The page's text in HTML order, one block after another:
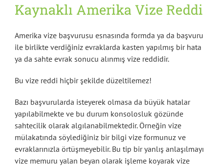
Kaynaklı Amerika Vize Reddi
Amerika vize başvurusu esnasında formda ya da başvuru
ile birlikte verdiğiniz evraklarda kasten yapılmış bir hata
ya da sahte evrak sonucu alınmış vize reddidir.
Bu vize reddi hiçbir şekilde düzeltilemez!
Bazı başvurularda isteyerek olmasa da büyük hatalar
yapılabilmekte ve bu durum konsolosluk gözünde
sahtecilik olarak algılanabilmektedir. Örneğin vize
mülakatında söylediğiniz bir bilgi vize formunuz ve
evraklarınızla örtüşmeyebilir. Bu tip bir yanlış anlaşılmayı
vize memuru yalan beyan olarak işleme koyarak vize